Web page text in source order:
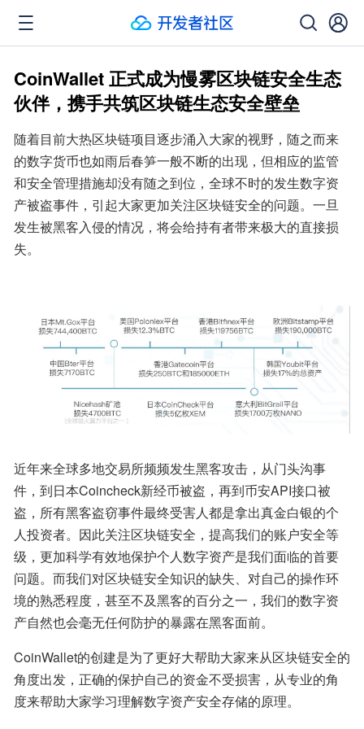
CoinWallet 正式成为慢雾区块链安全生态
伙伴，携手共筑区块链生态安全壁垒
随着目前大热区块链项目逐步涌入大家的视野，随之而来
的数字货币也如雨后春笋一般不断的出现，但相应的监管
和安全管理措施却没有随之到位，全球不时的发生数字资
产被盗事件，引起大家更加关注区块链安全的问题。一旦
发生被黑客入侵的情况，将会给持有者带来极大的直接损
失。
近年来全球多地交易所频频发生黑客攻击，从门头沟事
件，到日本Coincheck新经币被盗，再到币安API接口被
盗，所有黑客盗窃事件最终受害人都是拿出真金白银的个
人投资者。因此关注区块链安全，提高我们的账户安全等
级，更加科学有效地保护个人数字资产是我们面临的首要
问题。而我们对区块链安全知识的缺失、对自己的操作环
境的熟悉程度，甚至不及黑客的百分之一，我们的数字资
产自然也会毫无任何防护的暴露在黑客面前。
CoinWallet的创建是为了更好大帮助大家来从区块链安全的
角度出发，正确的保护自己的资金不受损害，从专业的角
度来帮助大家学习理解数字资产安全存储的原理。